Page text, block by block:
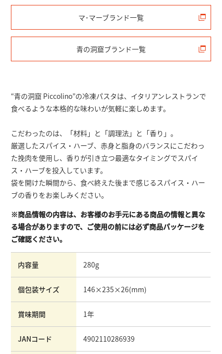
マ･マーブランド一覧
青の洞窟ブランド一覧
“青の洞窟 Piccolino”の冷凍パスタは、イタリアンレストランで
食べるような本格的な味わいが気軽に楽しめます。
こだわったのは、「材料」と「調理法」と「香り」。
厳選したスパイス・ハーブ、赤身と脂身のバランスにこだわっ
た挽肉を使用し、香りが引き立つ最適なタイミングでスパイ
ス・ハーブを投入しています。
袋を開けた瞬間から、食べ終えた後まで感じるスパイス・ハー
ブの香りをお楽しみください。
※商品情報の内容は、お客様のお手元にある商品の情報と異な
る場合がありますので、ご使用の前には必ず商品パッケージを
ご確認ください。
内容量 280g
個包装サイズ 146×235×26(mm)
賞味期間 1年
JANコード 4902110286939